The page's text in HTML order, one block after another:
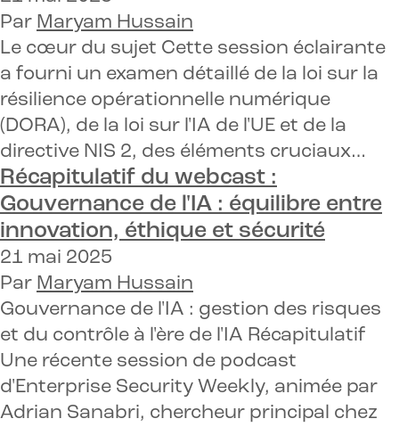
Par Maryam Hussain
Le cœur du sujet Cette session éclairante
a fourni un examen détaillé de la loi sur la
résilience opérationnelle numérique
(DORA), de la loi sur l'IA de l'UE et de la
directive NIS 2, des éléments cruciaux…
Récapitulatif du webcast :
Gouvernance de l'IA : équilibre entre
innovation, éthique et sécurité
21 mai 2025
Par Maryam Hussain
Gouvernance de l'IA : gestion des risques
et du contrôle à l'ère de l'IA Récapitulatif
Une récente session de podcast
d'Enterprise Security Weekly, animée par
Adrian Sanabri, chercheur principal chez